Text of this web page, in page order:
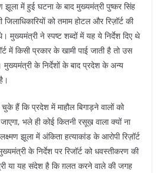
झूला में हुई घटना के बाद मुख्यमंत्री पुष्कर सिंह
को तमाम होटल और रिज़ॉर्ट की
मुख्यमंत्री ने स्पष्ट शब्दों में यह ये निर्देश दिए थे
में किसी प्रकार के खामी पाई जाती है तो उस
मुख्यमंत्री के निर्देशों के बाद प्रदेश के अन्य
हैं कि प्रदेश में माहौल बिगाड़ने वालों को
जाएगा, भले ही कोई कितनी रसूख़ वाला क्यों ना
झूला में अंकिता हत्याकांड के आरोपी रिज़ॉर्ट
के निर्देश पर रिजॉर्ट को धवस्तीकरण की
या यह संदेश है कि ग़लत करने वाले की जगह